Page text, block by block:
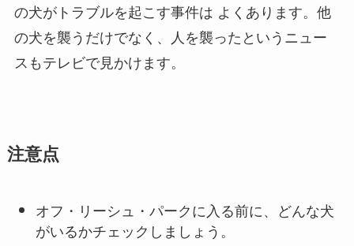
の犬がトラブルを起こす事件は よくあります。他
の犬を襲うだけでなく、人を襲ったというニュー
スもテレビで見かけます。
注意点
オフ・リーシュ・パークに入る前に、どんな犬
がいるかチェックしましょう。